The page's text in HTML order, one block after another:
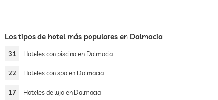
Los tipos de hotel más populares en Dalmacia
31 Hoteles con piscina en Dalmacia
22 Hoteles con spa en Dalmacia
17 Hoteles de lujo en Dalmacia